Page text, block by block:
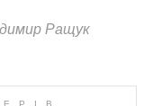
Ращук